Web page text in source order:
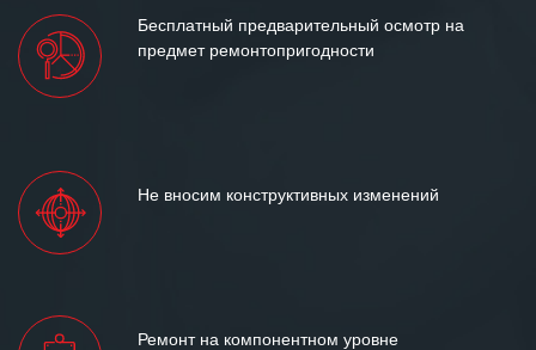
Бесплатный предварительный осмотр на
предмет ремонтопригодности
Не вносим конструктивных изменений
Ремонт на компонентном уровне